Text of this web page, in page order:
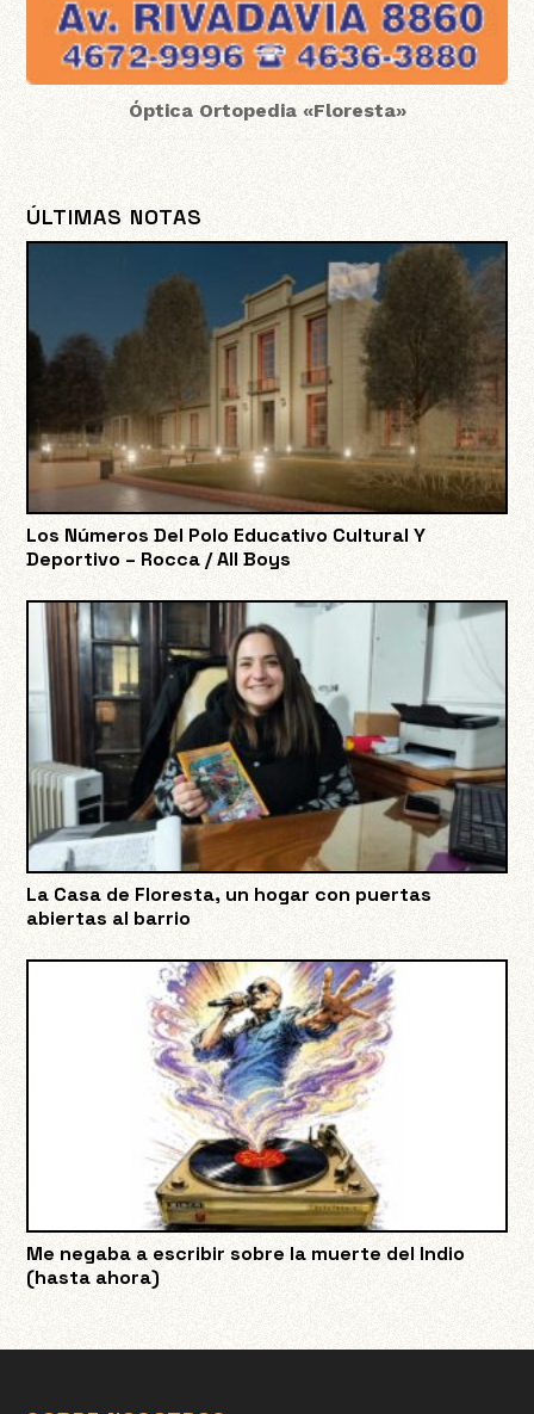
Óptica Ortopedia «Floresta»
ÚLTIMAS NOTAS
Los Números Del Polo Educativo Cultural Y
Deportivo – Rocca / All Boys
La Casa de Floresta, un hogar con puertas
abiertas al barrio
Me negaba a escribir sobre la muerte del Indio
(hasta ahora)